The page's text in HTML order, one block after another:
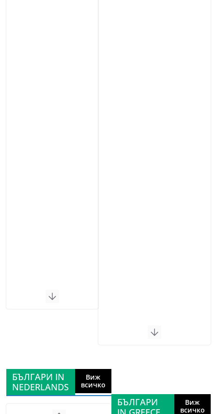
БЪЛГАРИ IN
NEDERLANDS
Виж
всичко
БЪЛГАРИ
Виж
всичко